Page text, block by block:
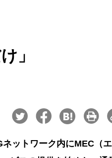
」
ットワーク内にMEC（